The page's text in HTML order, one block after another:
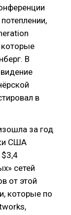
В
в
за год
США
$3,4
сетей
от этой
которые по